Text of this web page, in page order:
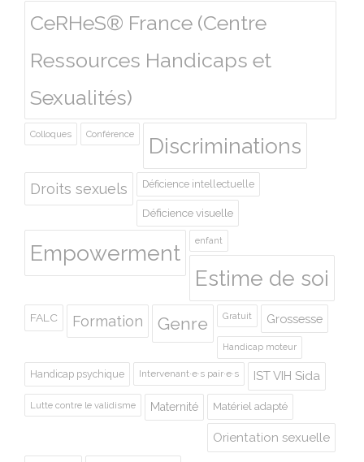
CeRHeS® France (Centre
Ressources Handicaps et
Sexualités)
Colloques Conférence Discriminations
Droits sexuels Déficience intellectuelle
Déficience visuelle
Empowerment enfant
Estime de soi
FALC Formation Genre Gratuit Grossesse
Handicap moteur
Handicap psychique Intervenant·e·s pair·e·s IST VIH Sida
Lutte contre le validisme Maternité Matériel adapté
Orientation sexuelle